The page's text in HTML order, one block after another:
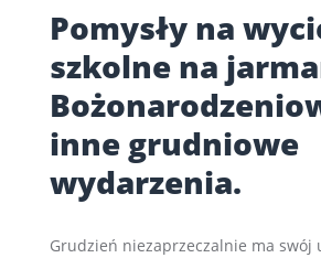
Pomysły na
szkolne na
inne grudniowe
wydarzenia.
Grudzień niezaprzeczalnie ma swój